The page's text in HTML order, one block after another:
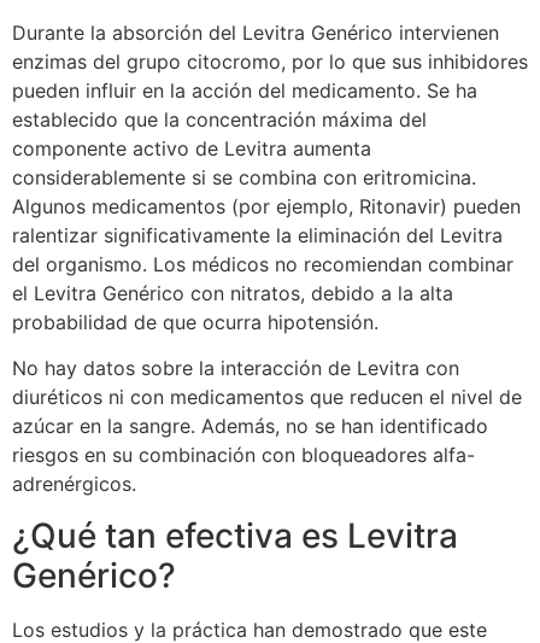
Durante la absorción del Levitra Genérico intervienen
enzimas del grupo citocromo, por lo que sus inhibidores
pueden influir en la acción del medicamento. Se ha
establecido que la concentración máxima del
componente activo de Levitra aumenta
considerablemente si se combina con eritromicina.
Algunos medicamentos (por ejemplo, Ritonavir) pueden
ralentizar significativamente la eliminación del Levitra
del organismo. Los médicos no recomiendan combinar
el Levitra Genérico con nitratos, debido a la alta
probabilidad de que ocurra hipotensión.
No hay datos sobre la interacción de Levitra con
diuréticos ni con medicamentos que reducen el nivel de
azúcar en la sangre. Además, no se han identificado
riesgos en su combinación con bloqueadores alfa-
adrenérgicos.
¿Qué tan efectiva es Levitra
Genérico?
Los estudios y la práctica han demostrado que este